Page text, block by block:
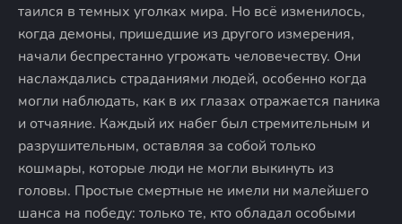
таился в темных уголках мира. Но всё изменилось,
когда демоны, пришедшие из другого измерения,
начали беспрестанно угрожать человечеству. Они
наслаждались страданиями людей, особенно когда
могли наблюдать, как в их глазах отражается паника
и отчаяние. Каждый их набег был стремительным и
разрушительным, оставляя за собой только
кошмары, которые люди не могли выкинуть из
головы. Простые смертные не имели ни малейшего
шанса на победу: только те, кто обладал особыми